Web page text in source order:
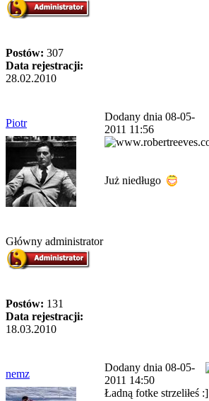
Postów: 307
Data rejestracji:
28.02.2010
Piotr
Dodany dnia 08-05-
2011 11:56
Główny administrator
Postów: 131
Data rejestracji:
18.03.2010
Już niedługo
nemz
Dodany dnia 08-05-
2011 14:50
Ładną fotke strzeliłeś :]